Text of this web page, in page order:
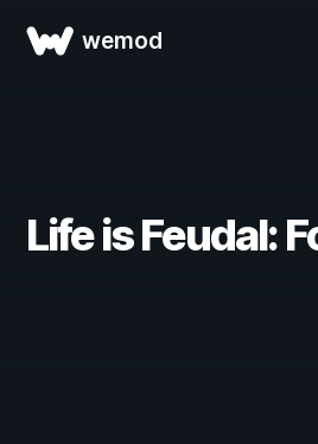
wemod
Life is Feudal: